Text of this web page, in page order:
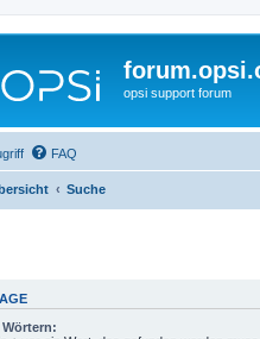
opsi support forum
FAQ
Suche